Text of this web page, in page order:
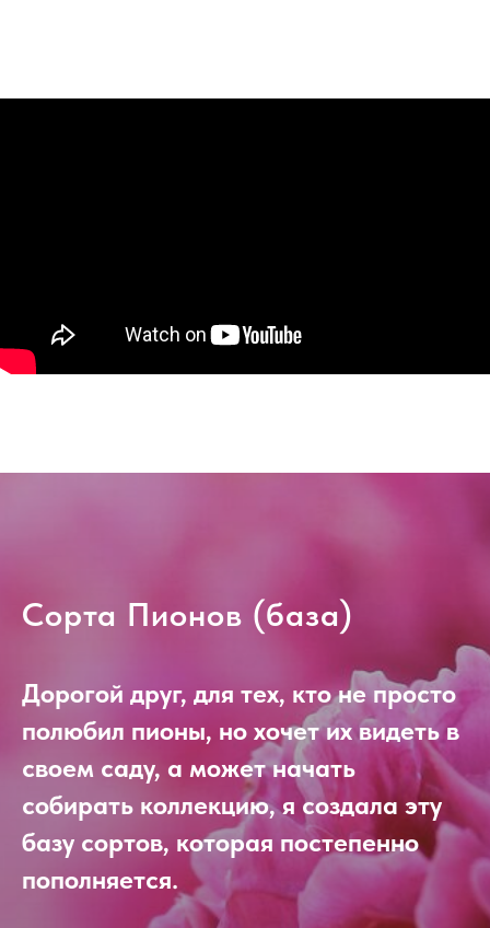
Сорта Пионов (база)
Дорогой друг, для тех, кто не просто
полюбил пионы, но хочет их видеть в
своем саду, а может начать
собирать коллекцию, я создала эту
базу сортов, которая постепенно
пополняется.